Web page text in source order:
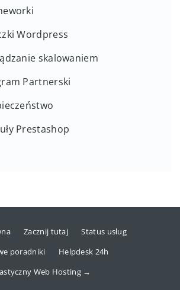
Wordpress
skalowaniem
Partnerski
Prestashop
Zacznij tutaj
Status usług
poradniki
Helpdesk 24h
Web Hosting →